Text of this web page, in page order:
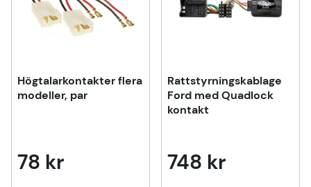
Högtalarkontakter flera
modeller, par
78 kr
Rattstyrningskablage
Ford med Quadlock
kontakt
748 kr